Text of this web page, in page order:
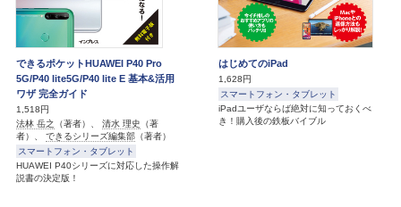
できるポケットHUAWEI P40 Pro
5G/P40 lite5G/P40 lite E 基本&活用
ワザ 完全ガイド
1,518円
法林 岳之 （著者）、 清水 理史 （著
者）、 できるシリーズ編集部 （著者）
スマートフォン・タブレット
HUAWEI P40シリーズに対応した操作解
説書の決定版！
はじめてのiPad
1,628円
スマートフォン・タブレット
iPadユーザならば絶対に知っておくべ
き！購入後の鉄板バイブル